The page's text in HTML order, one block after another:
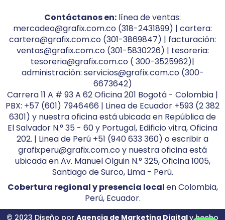
Contáctanos en: línea de ventas:
mercadeo@grafix.com.co (318-2431899) | cartera:
cartera@grafix.com.co (301-3869847) | facturación:
ventas@grafix.com.co (301-5830226) | tesoreria:
tesoreria@grafix.com.co ( 300-3525962)|
administración: servicios@grafix.com.co (300-
6673642)
Carrera 11 A # 93 A 62 Oficina 201 Bogotá - Colombia |
PBX: +57 (601) 7946466 | Linea de Ecuador +593 (2 382
6301) y nuestra oficina está ubicada en República de
El Salvador N.° 35 - 60 y Portugal, Edificio vitra, Oficina
202. | Linea de Perú +51 (940 633 360) o escribir a
grafixperu@grafix.com.co y nuestra oficina está
ubicada en Av. Manuel Olguin N.° 325, Oficina 1005,
Santiago de Surco, Lima - Perú.
Cobertura regional y presencia localen Colombia,
Perú, Ecuador.
© 2023 Diseño por Agencia de Marketing Digitaly hecho